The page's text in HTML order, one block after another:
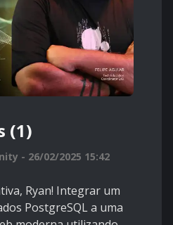
(1)
- 26/02/2025 15:42
Ryan! Integrar um
PostgreSQL a uma